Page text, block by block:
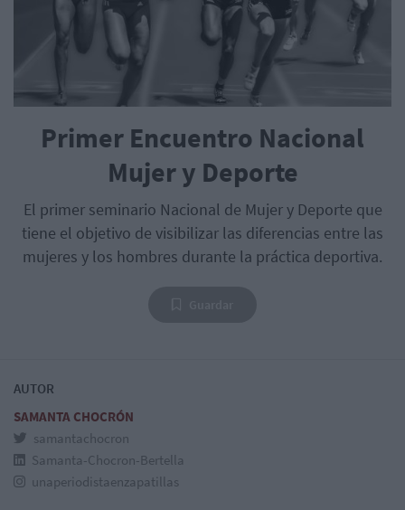
Primer Encuentro Nacional
Mujer y Deporte
El primer seminario Nacional de Mujer y Deporte que
tiene el objetivo de visibilizar las diferencias entre las
mujeres y los hombres durante la práctica deportiva.
AUTOR
SAMANTA CHOCRÓN
samantachocron
Samanta-Chocron-Bertella
unaperiodistaenzapatillas